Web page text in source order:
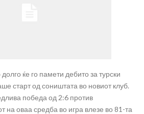
ќе го памети дебито за турски
старт од соништата во новиот клуб.
победа од 2:6 против
на оваа средба во игра влезе во 81-та